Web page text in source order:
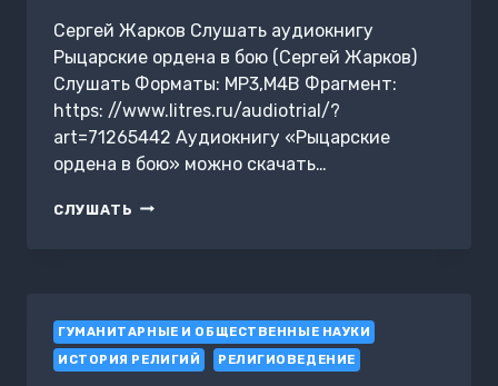
Сергей Жарков Слушать аудиокнигу
Рыцарские ордена в бою (Сергей Жарков)
Слушать Форматы: MP3,M4B Фрагмент:
https: //www.litres.ru/audiotrial/?
art=71265442 Аудиокнигу «Рыцарские
ордена в бою» можно скачать…
СЛУШАТЬ РЫЦАРСКИЕ
ГУМАНИТАРНЫЕ И ОБЩЕСТВЕННЫЕ НАУКИ
ИСТОРИЯ РЕЛИГИЙ
РЕЛИГИОВЕДЕНИЕ